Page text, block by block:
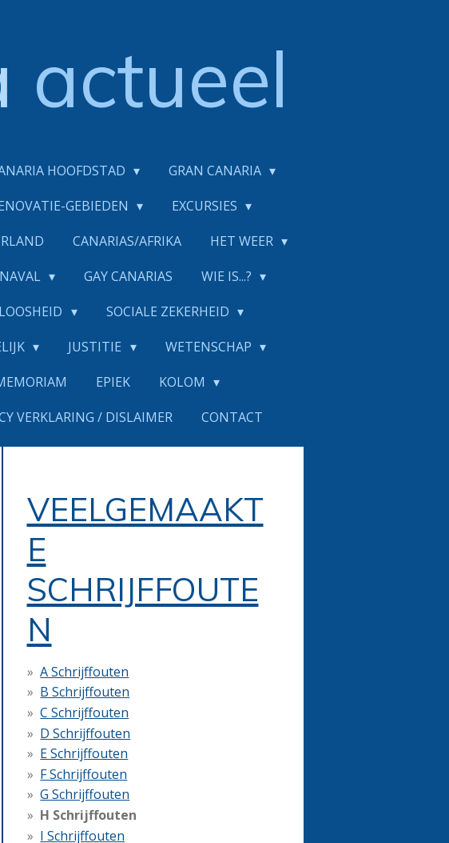
actueel
HOOFDSTAD
GRAN CANARIA
GEBIEDEN
EXCURSIES
CANARIAS/AFRIKA
HET WEER
GAY CANARIAS
WIE IS...?
SOCIALE ZEKERHEID
JUSTITIE
WETENSCHAP
EPIEK
KOLOM
VERKLARING / DISLAIMER CONTACT
VEELGEMAAKT
E
SCHRIJFFOUTE
N
A Schrijffouten
B Schrijffouten
C Schrijffouten
D Schrijffouten
E Schrijffouten
F Schrijffouten
G Schrijffouten
H Schrijffouten
I Schrijffouten